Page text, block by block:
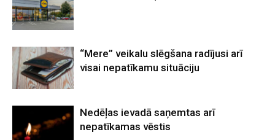
“Mere” veikalu slēgšana radījusi arī
visai nepatīkamu situāciju
Nedēļas ievadā saņemtas arī
nepatīkamas vēstis